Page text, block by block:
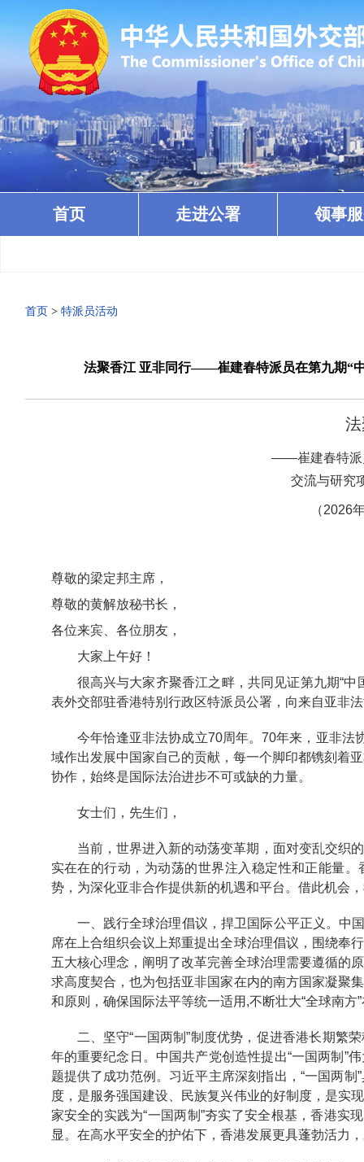
首页 走进公署 领事
首页 > 特派员活动
法聚香江 亚非同行——崔建春特派员在第九期“
——崔建春特派
交流与研究
（2026
尊敬的梁定邦主席，
尊敬的黄解放秘书长，
各位来宾、各位朋友，
大家上午好！
很高兴与大家齐聚香江之畔，共同见证第九期“
表外交部驻香港特别行政区特派员公署，向来自亚非
今年恰逢亚非法协成立70周年。70年来，亚非法
域作出发展中国家自己的贡献，每一个脚印都镌刻着
协作，始终是国际法治进步不可或缺的力量。
女士们，先生们，
当前，世界进入新的动荡变革期，面对变乱交织
实在在的行动，为动荡的世界注入稳定性和正能量
势，为深化亚非合作提供新的机遇和平台。借此机会
一、践行全球治理倡议，捍卫国际公平正义。中
席在上合组织会议上郑重提出全球治理倡议，围绕奉
五大核心理念，阐明了改革完善全球治理需要遵循的
求高度契合，也为包括亚非国家在内的南方国家凝聚
和原则，确保国际法平等统一适用,不断壮大“全球南方
二、坚守“一国两制”制度优势，促进香港长期繁
年的重要纪念日。中国共产党创造性提出“一国两制”
题提供了成功范例。习近平主席深刻指出，“一国两
度，是服务强国建设、民族复兴伟业的好制度，是实
家安全的实践为“一国两制”夯实了安全根基，香港实
显。在高水平安全的护佑下，香港发展更具蓬勃活力